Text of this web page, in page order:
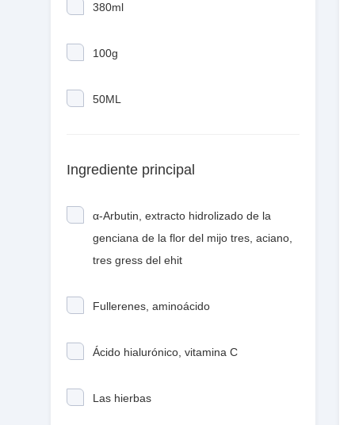
380ml
100g
50ML
Ingrediente principal
α-Arbutin, extracto hidrolizado de la
genciana de la flor del mijo tres, aciano,
tres gress del ehit
Fullerenes, aminoácido
Ácido hialurónico, vitamina C
Las hierbas